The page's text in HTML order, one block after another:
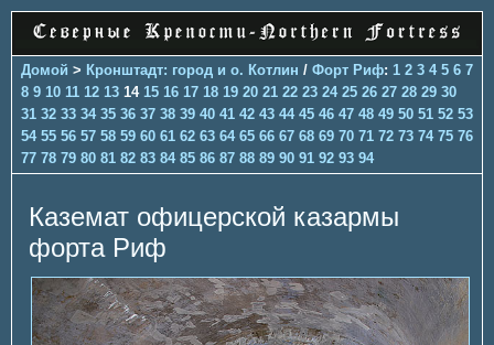
Домой > Кронштадт: город и о. Котлин / Форт Риф: 1 2 3 4 5 6 7
8 9 10 11 12 13 14 15 16 17 18 19 20 21 22 23 24 25 26 27 28 29 30
31 32 33 34 35 36 37 38 39 40 41 42 43 44 45 46 47 48 49 50 51 52 53
54 55 56 57 58 59 60 61 62 63 64 65 66 67 68 69 70 71 72 73 74 75 76
77 78 79 80 81 82 83 84 85 86 87 88 89 90 91 92 93 94
Каземат офицерской казармы
форта Риф